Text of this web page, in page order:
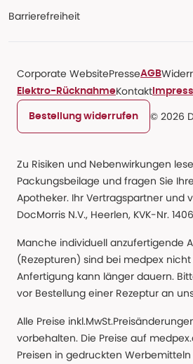
Barrierefreiheit
Corporate WebsitePresseAGB
Elektro-RücknahmeKontakt
Bestellung widerrufen © 2026
Zu Risiken und Nebenwirkungen
Packungsbeilage und fragen Sie
Apotheker. Ihr Vertragspartner und
DocMorris N.V., Heerlen, KVK-Nr.
Manche individuell anzufertigende
(Rezepturen) sind bei medpex
Anfertigung kann länger dauern.
vor Bestellung einer Rezeptur an
Alle Preise
vorbehalten. Die Preise auf
Preisen in gedruckten